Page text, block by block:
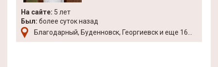
На сайте: 5 лет
Был: более суток назад
Благодарный, Буденновск, Георгиевск и еще 16...